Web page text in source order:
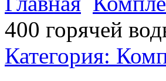
400 горячей
Категория: